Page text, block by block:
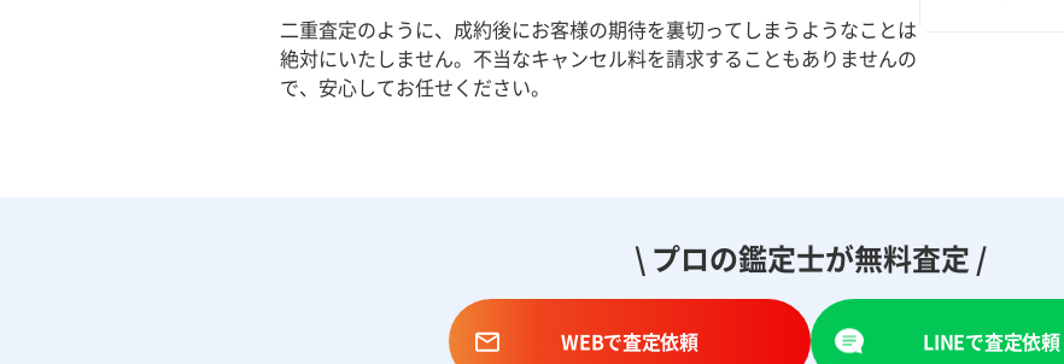
二重査定のように、成約後にお客様の期待を裏切ってしまうようなことは
絶対にいたしません。不当なキャンセル料を請求することもありませんの
で、安心してお任せください。
\ プロの鑑定士が無料査定 /
WEBで査定依頼 LINEで査定依頼